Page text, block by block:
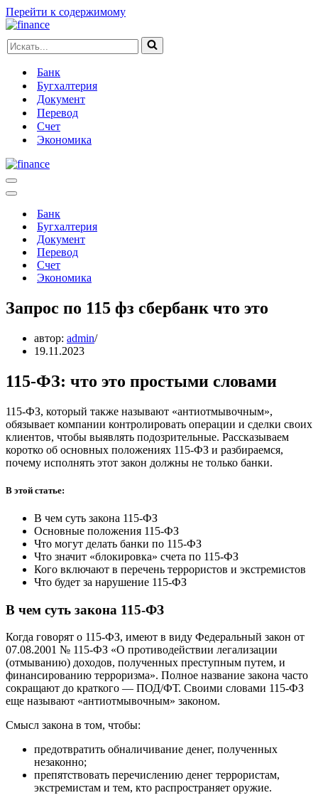
Перейти к содержимому
Искать...
Банк
Бугхалтерия
Документ
Перевод
Счет
Экономика
Меню
навигации
Меню
навигацииБанк
Бугхалтерия
Документ
Перевод
Счет
Экономика
Запрос по 115 фз сбербанк что это
автор: admin
19.11.2023
115‑ФЗ: что это простыми словами
115-ФЗ, который также называют «антиотмывочным»,
обязывает компании контролировать операции и сделки своих
клиентов, чтобы выявлять подозрительные. Рассказываем
коротко об основных положениях 115-ФЗ и разбираемся,
почему исполнять этот закон должны не только банки.
В этой статье:
В чем суть закона 115-ФЗ
Основные положения 115-ФЗ
Что могут делать банки по 115-ФЗ
Что значит «блокировка» счета по 115-ФЗ
Кого включают в перечень террористов и экстремистов
Что будет за нарушение 115-ФЗ
В чем суть закона 115-ФЗ
Когда говорят о 115-ФЗ, имеют в виду Федеральный закон от
07.08.2001 № 115-ФЗ «О противодействии легализации
(отмыванию) доходов, полученных преступным путем, и
финансированию терроризма». Полное название закона часто
сокращают до краткого — ПОД/ФТ. Своими словами 115-ФЗ
еще называют «антиотмывочным» законом.
Смысл закона в том, чтобы:
предотвратить обналичивание денег, полученных
незаконно;
препятствовать перечислению денег террористам,
экстремистам и тем, кто распространяет оружие.